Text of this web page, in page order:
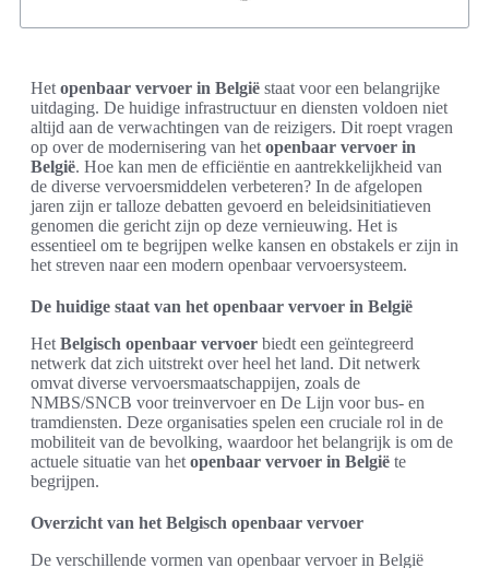
Het openbaar vervoer in België staat voor een belangrijke
uitdaging. De huidige infrastructuur en diensten voldoen niet
altijd aan de verwachtingen van de reizigers. Dit roept vragen
op over de modernisering van het openbaar vervoer in
België. Hoe kan men de efficiëntie en aantrekkelijkheid van
de diverse vervoersmiddelen verbeteren? In de afgelopen
jaren zijn er talloze debatten gevoerd en beleidsinitiatieven
genomen die gericht zijn op deze vernieuwing. Het is
essentieel om te begrijpen welke kansen en obstakels er zijn in
het streven naar een modern openbaar vervoersysteem.
De huidige staat van het openbaar vervoer in België
Het Belgisch openbaar vervoer biedt een geïntegreerd
netwerk dat zich uitstrekt over heel het land. Dit netwerk
omvat diverse vervoersmaatschappijen, zoals de
NMBS/SNCB voor treinvervoer en De Lijn voor bus- en
tramdiensten. Deze organisaties spelen een cruciale rol in de
mobiliteit van de bevolking, waardoor het belangrijk is om de
actuele situatie van het openbaar vervoer in België te
begrijpen.
Overzicht van het Belgisch openbaar vervoer
De verschillende vormen van openbaar vervoer in België